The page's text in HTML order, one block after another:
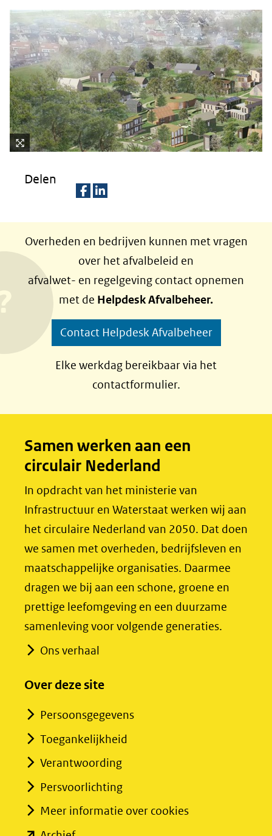
ee
Delen
l
e
n
o
p
F
b
o
k
(opent
nieuw
naar
een
andere
website)
l
e
n
o
p
L
e
I
n
(opent
nieuw
naar
een
andere
website)
Overheden en bedrijven kunnen met vragen
over het afvalbeleid en
afvalwet- en regelgeving contact opnemen
met de Helpdesk Afvalbeheer.
Contact Helpdesk Afvalbeheer
Elke werkdag bereikbaar via het
contactformulier.
Samen werken aan een
circulair Nederland
In opdracht van het ministerie van
Infrastructuur en Waterstaat werken wij aan
het circulaire Nederland van 2050. Dat doen
we samen met overheden, bedrijfsleven en
maatschappelijke organisaties. Daarmee
dragen we bij aan een schone, groene en
prettige leefomgeving en een duurzame
samenleving voor volgende generaties.
Ons verhaal
Over deze site
Persoonsgegevens
Toegankelijkheid
Verantwoording
Persvoorlichting
Meer informatie over cookies